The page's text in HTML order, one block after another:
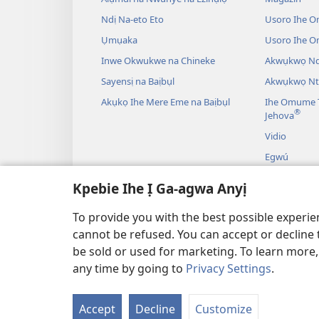
Kpebie Ihe Ị Ga-agwa Anyị
To provide you with the best possible
cannot be refused. You can accept or
be sold or used for marketing. To learn
any time by going to Privacy Settings.
Accept Decline Customize
Ndị Na-eto Eto
Ụmụaka
Inwe Okwukwe na Chineke
Sayensị na Baịbụl
Akụkọ Ihe Mere Eme na Baịbụl
Usoro Ihe
Usoro Ihe
Akwụkwọ
Akwụkwọ
Ihe Omume
Jehova®
Vidio
Egwú
IHE NDỊ Ị GA-EME NA